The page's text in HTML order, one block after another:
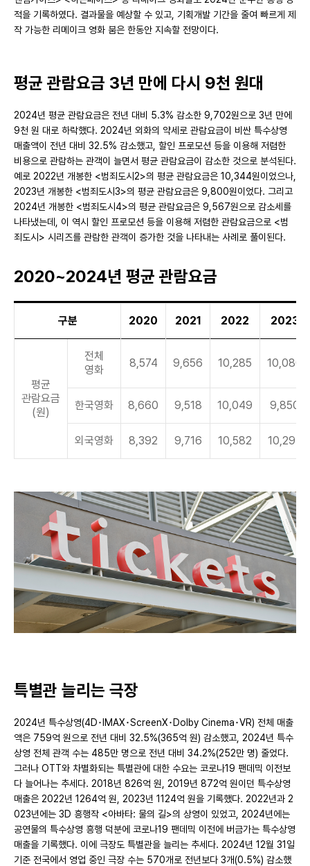
적을 기록하였다. 결과물을 예상할 수 있고, 기획개발 기간을 줄여 빠르게 제
작 가능한 리메이크 영화 붐은 한동안 지속할 전망이다.
평균 관람요금 3년 만에 다시 9천 원대
2024년 평균 관람요금은 전년 대비 5.3% 감소한 9,702원으로 3년 만에
9천 원 대로 하락했다. 2024년 외화의 약세로 관람요금이 비싼 특수상영
매출액이 전년 대비 32.5% 감소했고, 할인 프로모션 등을 이용해 저렴한
비용으로 관람하는 관객이 늘면서 평균 관람요금이 감소한 것으로 분석된다.
예로 2022년 개봉한 <범죄도시2>의 평균 관람요금은 10,344원이었으나,
2023년 개봉한 <범죄도시3>의 평균 관람요금은 9,800원이었다. 그리고
2024년 개봉한 <범죄도시4>의 평균 관람요금은 9,567원으로 감소세를
나타냈는데, 이 역시 할인 프로모션 등을 이용해 저렴한 관람요금으로 <범
죄도시> 시리즈를 관람한 관객이 증가한 것을 나타내는 사례로 풀이된다.
2020~2024년 평균 관람요금
구분 2020 2021 2022 2023
평균
관람요금
(원)
전체
영화
8,574 9,656 10,285 10,080
한국영화 8,660 9,518 10,049 9,850
외국영화 8,392 9,716 10,582 10,297
특별관 늘리는 극장
2024년 특수상영(4D･IMAX･ScreenX･Dolby Cinema･VR) 전체 매출
액은 759억 원으로 전년 대비 32.5%(365억 원) 감소했고, 2024년 특수
상영 전체 관객 수는 485만 명으로 전년 대비 34.2%(252만 명) 줄었다.
그러나 OTT와 차별화되는 특별관에 대한 수요는 코로나19 팬데믹 이전보
다 늘어나는 추세다. 2018년 826억 원, 2019년 872억 원이던 특수상영
매출은 2022년 1264억 원, 2023년 1124억 원을 기록했다. 2022년과 2
023년에는 3D 흥행작 <아바타: 물의 길>의 상영이 있었고, 2024년에는
공연물의 특수상영 흥행 덕분에 코로나19 팬데믹 이전에 버금가는 특수상영
매출을 기록했다. 이에 극장도 특별관을 늘리는 추세다. 2024년 12월 31일
기준 전국에서 영업 중인 극장 수는 570개로 전년보다 3개(0.5%) 감소했